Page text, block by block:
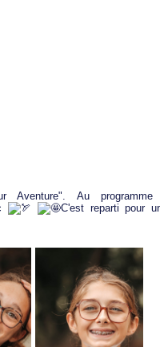
Aventure". Au
C'est reparti pour